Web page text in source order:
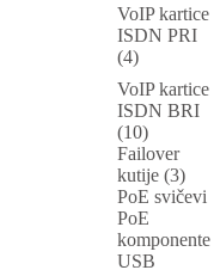
VoIP kartice
ISDN PRI
(4)
VoIP kartice
ISDN BRI
(10)
Failover
kutije (3)
PoE svičevi
PoE
komponente
USB